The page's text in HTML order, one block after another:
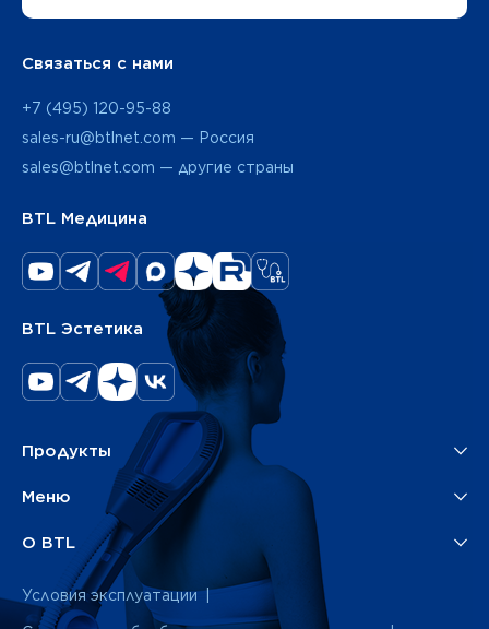
Продукты
Меню
Связаться с нами
+7 (495) 120-95-88
sales-ru@btlnet.com — Россия
sales@btlnet.com — другие страны
BTL Медицина
BTL Эстетика
О BTL
Условия эксплуатации